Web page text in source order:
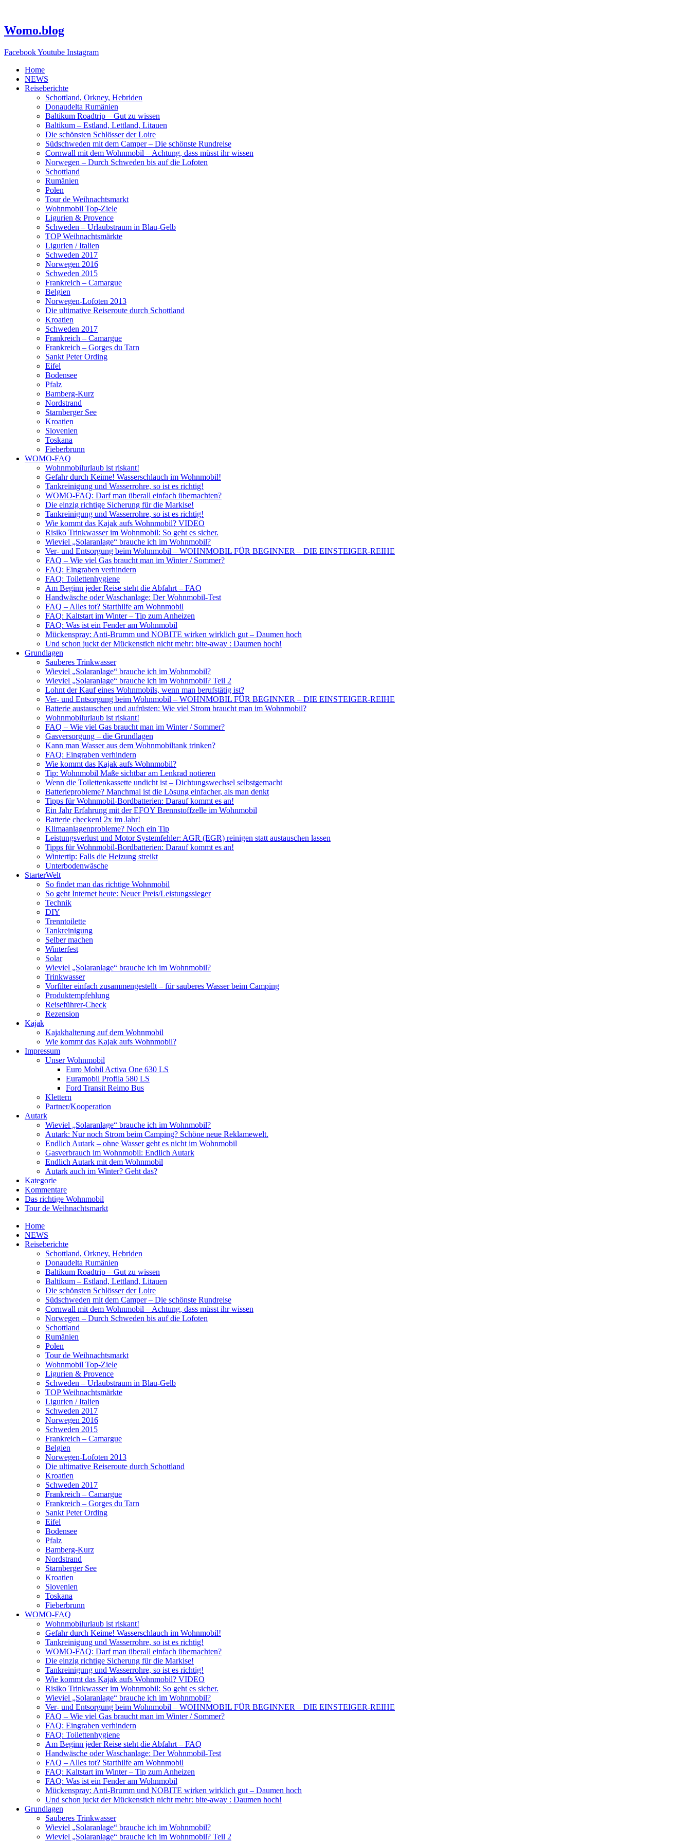
springen
Womo.blog
FacebookYoutube Instagram
Home
NEWS
Reiseberichte
Schottland, Orkney, Hebriden
Donaudelta Rumänien
Baltikum Roadtrip – Gut zu wissen
Baltikum – Estland, Lettland, Litauen
Die schönsten Schlösser der Loire
Südschweden mit dem Camper – Die schönste Rundreise
Cornwall mit dem Wohnmobil – Achtung, dass müsst ihr wissen
Norwegen – Durch Schweden bis auf die Lofoten
Schottland
Rumänien
Polen
Tour de Weihnachtsmarkt
Wohnmobil Top-Ziele
Ligurien & Provence
Schweden – Urlaubstraum in Blau-Gelb
TOP Weihnachtsmärkte
Ligurien / Italien
Schweden 2017
Norwegen 2016
Schweden 2015
Frankreich – Camargue
Belgien
Norwegen-Lofoten 2013
Die ultimative Reiseroute durch Schottland
Kroatien
Schweden 2017
Frankreich – Camargue
Frankreich – Gorges du Tarn
Sankt Peter Ording
Eifel
Bodensee
Pfalz
Bamberg-Kurz
Nordstrand
Starnberger See
Kroatien
Slovenien
Toskana
Fieberbrunn
WOMO-FAQ
Wohnmobilurlaub ist riskant!
Gefahr durch Keime! Wasserschlauch im Wohnmobil!
Tankreinigung und Wasserrohre, so ist es richtig!
WOMO-FAQ: Darf man überall einfach übernachten?
Die einzig richtige Sicherung für die Markise!
Tankreinigung und Wasserrohre, so ist es richtig!
Wie kommt das Kajak aufs Wohnmobil? VIDEO
Risiko Trinkwasser im Wohnmobil: So geht es sicher.
Wieviel „Solaranlage“ brauche ich im Wohnmobil?
Ver- und Entsorgung beim Wohnmobil – WOHNMOBIL FÜR BEGINNER – DIE EINSTEIGER-REIHE
FAQ – Wie viel Gas braucht man im Winter / Sommer?
FAQ: Eingraben verhindern
FAQ: Toilettenhygiene
Am Beginn jeder Reise steht die Abfahrt – FAQ
Handwäsche oder Waschanlage: Der Wohnmobil-Test
FAQ – Alles tot? Starthilfe am Wohnmobil
FAQ: Kaltstart im Winter – Tip zum Anheizen
FAQ: Was ist ein Fender am Wohnmobil
Mückenspray: Anti-Brumm und NOBITE wirken wirklich gut – Daumen hoch
Und schon juckt der Mückenstich nicht mehr: bite-away : Daumen hoch!
Grundlagen
Sauberes Trinkwasser
Wieviel „Solaranlage“ brauche ich im Wohnmobil?
Wieviel „Solaranlage“ brauche ich im Wohnmobil? Teil 2
Lohnt der Kauf eines Wohnmobils, wenn man berufstätig ist?
Ver- und Entsorgung beim Wohnmobil – WOHNMOBIL FÜR BEGINNER – DIE EINSTEIGER-REIHE
Batterie austauschen und aufrüsten: Wie viel Strom braucht man im Wohnmobil?
Wohnmobilurlaub ist riskant!
FAQ – Wie viel Gas braucht man im Winter / Sommer?
Gasversorgung – die Grundlagen
Kann man Wasser aus dem Wohnmobiltank trinken?
FAQ: Eingraben verhindern
Wie kommt das Kajak aufs Wohnmobil?
Tip: Wohnmobil Maße sichtbar am Lenkrad notieren
Wenn die Toilettenkassette undicht ist – Dichtungswechsel selbstgemacht
Batterieprobleme? Manchmal ist die Lösung einfacher, als man denkt
Tipps für Wohnmobil-Bordbatterien: Darauf kommt es an!
Ein Jahr Erfahrung mit der EFOY Brennstoffzelle im Wohnmobil
Batterie checken! 2x im Jahr!
Klimaanlagenprobleme? Noch ein Tip
Leistungsverlust und Motor Systemfehler: AGR (EGR) reinigen statt austauschen lassen
Tipps für Wohnmobil-Bordbatterien: Darauf kommt es an!
Wintertip: Falls die Heizung streikt
Unterbodenwäsche
StarterWelt
So findet man das richtige Wohnmobil
So geht Internet heute: Neuer Preis/Leistungssieger
Technik
DIY
Trenntoilette
Tankreinigung
Selber machen
Winterfest
Solar
Wieviel „Solaranlage“ brauche ich im Wohnmobil?
Trinkwasser
Vorfilter einfach zusammengestellt – für sauberes Wasser beim Camping
Produktempfehlung
Reiseführer-Check
Rezension
Kajak
Kajakhalterung auf dem Wohnmobil
Wie kommt das Kajak aufs Wohnmobil?
Impressum
Unser Wohnmobil
Euro Mobil Activa One 630 LS
Euramobil Profila 580 LS
Ford Transit Reimo Bus
Klettern
Partner/Kooperation
Autark
Wieviel „Solaranlage“ brauche ich im Wohnmobil?
Autark: Nur noch Strom beim Camping? Schöne neue Reklamewelt.
Endlich Autark – ohne Wasser geht es nicht im Wohnmobil
Gasverbrauch im Wohnmobil: Endlich Autark
Endlich Autark mit dem Wohnmobil
Autark auch im Winter? Geht das?
Kategorie
Kommentare
Das richtige Wohnmobil
Tour de Weihnachtsmarkt
Home
NEWS
Reiseberichte
Schottland, Orkney, Hebriden
Donaudelta Rumänien
Baltikum Roadtrip – Gut zu wissen
Baltikum – Estland, Lettland, Litauen
Die schönsten Schlösser der Loire
Südschweden mit dem Camper – Die schönste Rundreise
Cornwall mit dem Wohnmobil – Achtung, dass müsst ihr wissen
Norwegen – Durch Schweden bis auf die Lofoten
Schottland
Rumänien
Polen
Tour de Weihnachtsmarkt
Wohnmobil Top-Ziele
Ligurien & Provence
Schweden – Urlaubstraum in Blau-Gelb
TOP Weihnachtsmärkte
Ligurien / Italien
Schweden 2017
Norwegen 2016
Schweden 2015
Frankreich – Camargue
Belgien
Norwegen-Lofoten 2013
Die ultimative Reiseroute durch Schottland
Kroatien
Schweden 2017
Frankreich – Camargue
Frankreich – Gorges du Tarn
Sankt Peter Ording
Eifel
Bodensee
Pfalz
Bamberg-Kurz
Nordstrand
Starnberger See
Kroatien
Slovenien
Toskana
Fieberbrunn
WOMO-FAQ
Wohnmobilurlaub ist riskant!
Gefahr durch Keime! Wasserschlauch im Wohnmobil!
Tankreinigung und Wasserrohre, so ist es richtig!
WOMO-FAQ: Darf man überall einfach übernachten?
Die einzig richtige Sicherung für die Markise!
Tankreinigung und Wasserrohre, so ist es richtig!
Wie kommt das Kajak aufs Wohnmobil? VIDEO
Risiko Trinkwasser im Wohnmobil: So geht es sicher.
Wieviel „Solaranlage“ brauche ich im Wohnmobil?
Ver- und Entsorgung beim Wohnmobil – WOHNMOBIL FÜR BEGINNER – DIE EINSTEIGER-REIHE
FAQ – Wie viel Gas braucht man im Winter / Sommer?
FAQ: Eingraben verhindern
FAQ: Toilettenhygiene
Am Beginn jeder Reise steht die Abfahrt – FAQ
Handwäsche oder Waschanlage: Der Wohnmobil-Test
FAQ – Alles tot? Starthilfe am Wohnmobil
FAQ: Kaltstart im Winter – Tip zum Anheizen
FAQ: Was ist ein Fender am Wohnmobil
Mückenspray: Anti-Brumm und NOBITE wirken wirklich gut – Daumen hoch
Und schon juckt der Mückenstich nicht mehr: bite-away : Daumen hoch!
Grundlagen
Sauberes Trinkwasser
Wieviel „Solaranlage“ brauche ich im Wohnmobil?
Wieviel „Solaranlage“ brauche ich im Wohnmobil? Teil 2